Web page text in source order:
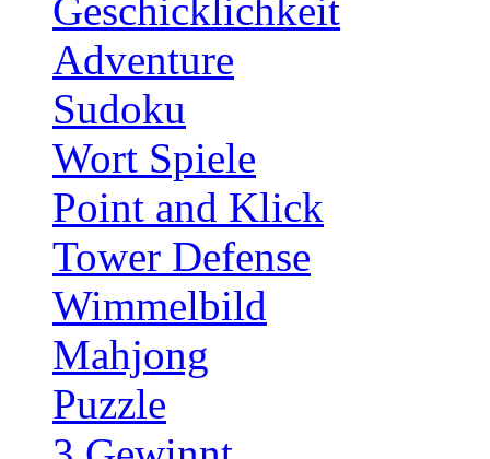
Geschicklichkeit
Adventure
Sudoku
Wort Spiele
Point and Klick
Tower Defense
Wimmelbild
Mahjong
Puzzle